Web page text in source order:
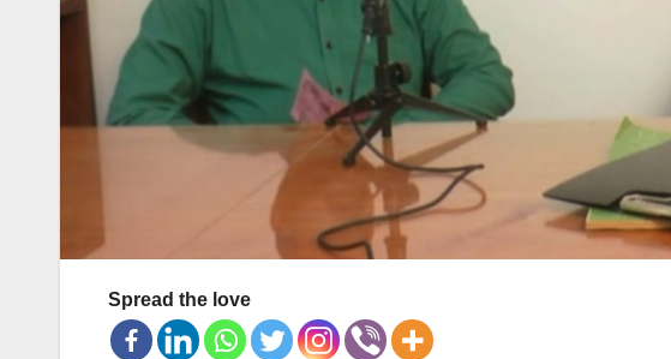
Spread the love